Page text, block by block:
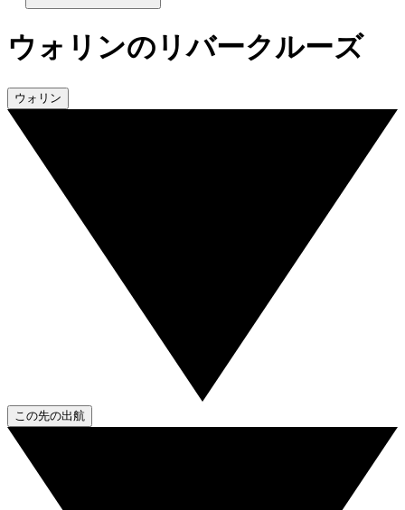
ウォリンのリバークルーズ
ウォリン
この先の出航